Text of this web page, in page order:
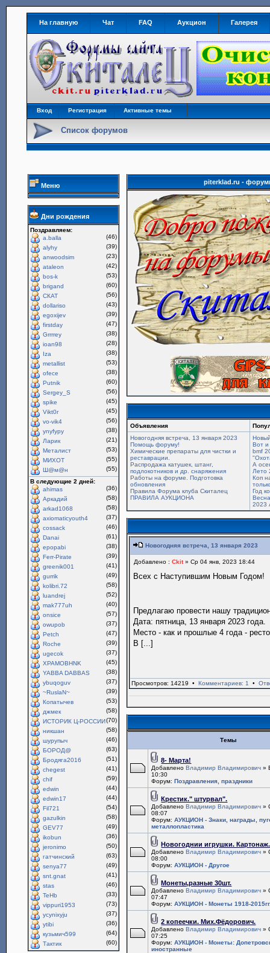
На главную Чат FAQ Аукцион Галерея
Вход Регистрация Активные темы
Список форумов
Меню
Дни рождения
Поздравляем:
a.balla
(46)
alyhy
(39)
anwoodsim
(23)
ataleon
(42)
bos-k
(53)
brigand
(60)
СКАТ
(56)
dollariso
(43)
egoxijev
(39)
firstday
(47)
Grrrrey
(38)
ioan98
(28)
Iza
(38)
metallist
(53)
ofece
(38)
Putnik
(60)
Sergey_S
(56)
spike
(45)
Vikt0r
(45)
vo-vik4
(56)
ynyfypy
(38)
Ларик
(21)
Металист
(53)
МИХОТ
(55)
Ш@м@н
(55)
В следующие 2 дней:
ahimas
(36)
Аркадий
(58)
arkad1068
(58)
axiomaticyouth4
(37)
cossack
(46)
Danai
(61)
epopabi
(38)
Ferr-Pirate
(39)
greenik001
(41)
gurrik
(49)
kolibri.72
(58)
luandrej
(52)
mak777uh
(40)
onsice
(57)
owupob
(37)
Petch
(47)
Roche
(39)
ugecok
(37)
XPAMOBHNK
(45)
YABBA DABBAS
(38)
ybuqoguv
(37)
~RuslaN~
(39)
Копатычев
(53)
джмек
(58)
ИСТОРИК Ц-РОССИИ(70)
никшан
(58)
шурупыч
(46)
БОРОД@
(63)
Бродяга2016
(51)
chegest
(41)
chif
(59)
edwin
(44)
edwin17
(44)
Fil721
(54)
gazulkin
(58)
GEV77
(49)
ikobun
(36)
jeronimo
(50)
гатчинский
(63)
senya77
(49)
snt.gnat
(41)
stas
(46)
TeHb
(33)
vippuri1953
(73)
ycynixyju
(37)
ytibi
(36)
кузьмич599
(64)
Тактик
(60)
piterklad.ru -
Объявления
Новогодняя встреча, 13 января 2023
Помощь форуму!
Химические препараты для чистки и
реставрации.
Распродажа катушек, штанг,
подлокотников и др. снаряжения
Работы на форуме. Подготовка
обновления
Правила Форума клуба Скиталец
ПРАВИЛА АУКЦИОНА
Вот и
bmf
А
Лето
Коп
Год
2023
Новогодняя встреча, 13 января 2023
Добавлено :Ckit» Ср 04 янв, 2023 18:44
Всех с Наступившим Новым Годом!
Предлагаю провести нашу
Дата: пятница, 13 января 2023 года.
Место - как и прошлые 4 года -
В [...]
Просмотров: 14219 •Комментариев: 1 •
Темы
8- Марта!
ДобавленоВладимир Владимирович »
10:30
Форум:Поздравления, праздники
Крестик." штурвал".
ДобавленоВладимир Владимирович »
08:07
Форум:АУКЦИОН - Знаки, награды,
металлопластика
Новогоднии игрушки. Картонаж.
ДобавленоВладимир Владимирович »
08:00
Форум:АУКЦИОН - Другое
Монеты,разные 30шт.
ДобавленоВладимир Владимирович »
07:47
Форум:АУКЦИОН - Монеты 1918-
2 копеечки. Мих.Фёдорович.
ДобавленоВладимир Владимирович »
07:25
Форум:АУКЦИОН - Монеты:
иностранные